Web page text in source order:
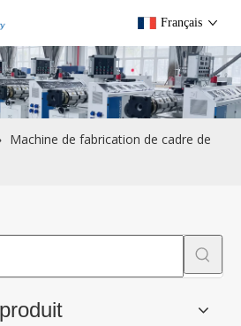
Français
Machine de fabrication de cadre de